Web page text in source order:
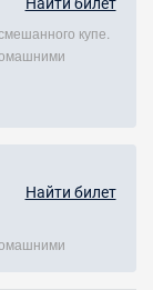
купе.
Найти билет